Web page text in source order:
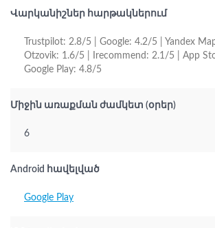
Վարկանիշներ հարթակներում
Trustpilot: 2.8/5 | Google: 4.2/5 | Yandex
Otzovik: 1.6/5 | Irecommend: 2.1/5 | App
Google Play: 4.8/5
Միջին առաքման ժամկետ (օրեր)
6
Android հավելված
Google Play